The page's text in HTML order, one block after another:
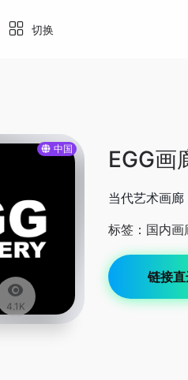
切换
中国
4.1K
EGG画
当代艺术画廊
标签： 国内画
链接